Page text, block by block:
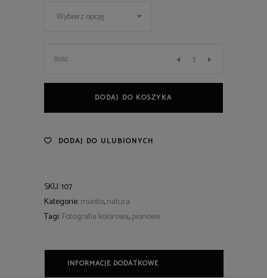
Wybierz opcję
07
Ilość
DODAJ DO KOSZYKA
DODAJ DO ULUBIONYCH
SKU:107
Kategorie:miasto,natura
Tagi:Fotografia kolorowa,pionowe
INFORMACJE DODATKOWE